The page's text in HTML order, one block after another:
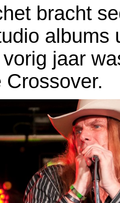
bracht
albums
jaar
Crossover.